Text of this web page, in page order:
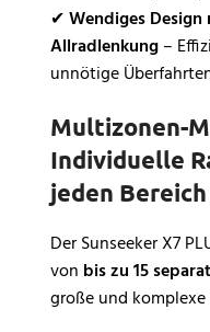
✔Wendiges
Allradlenkung–
unnötige
Multizonen-
Individuelle
jeden Bereich
Der Sunseeker X7
von bis zu 15
große und komplexe